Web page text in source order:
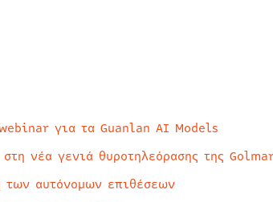
για τα Guanlan AI Models
νέα γενιά θυροτηλεόρασης της
των αυτόνομων επιθέσεων